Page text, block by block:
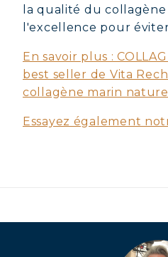
la qualité du collagène
l'excellence pour
En savoir plus :
best seller de Vita
collagène marin naturel
Essayez également